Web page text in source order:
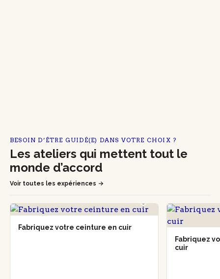
BESOIN D’ÊTRE GUIDÉ(E) DANS VOTRE CHOIX ?
Les ateliers qui mettent tout le
monde d’accord
Voir toutes les expériences
Fabriquez votre ceinture en cuir
Fabriquez
cuir